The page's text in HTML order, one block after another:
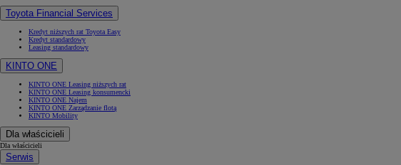
Toyota Financial Services
Kredyt niższych rat Toyota Easy
Kredyt standardowy
Leasing standardowy
KINTO ONE
KINTO ONE Leasing niższych rat
KINTO ONE Leasing konsumencki
KINTO ONE Najem
KINTO ONE Zarządzanie flotą
KINTO Mobility
Dla właścicieli
Dla właścicieli
Serwis